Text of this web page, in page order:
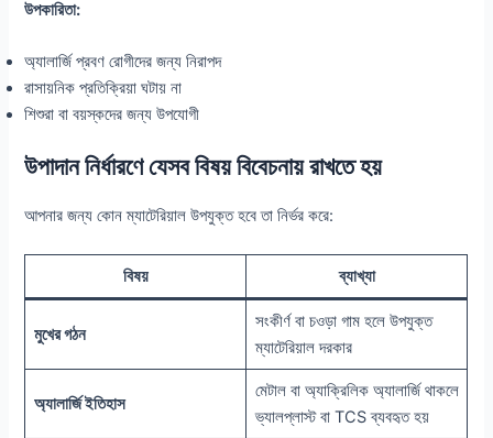
উপকারিতা:
অ্যালার্জি প্রবণ রোগীদের জন্য নিরাপদ
রাসায়নিক প্রতিক্রিয়া ঘটায় না
শিশুরা বা বয়স্কদের জন্য উপযোগী
উপাদান নির্ধারণে যেসব বিষয় বিবেচনায় রাখতে হয়
আপনার জন্য কোন ম্যাটেরিয়াল উপযুক্ত হবে তা নির্ভর করে:
বিষয় ব্যাখ্যা
মুখের গঠন
সংকীর্ণ বা চওড়া গাম হলে উপযুক্ত
ম্যাটেরিয়াল দরকার
অ্যালার্জি ইতিহাস
মেটাল বা অ্যাক্রিলিক অ্যালার্জি থাকলে
ভ্যালপ্লাস্ট বা TCS ব্যবহৃত হয়